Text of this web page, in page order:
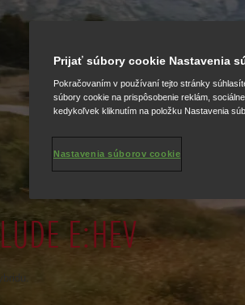
E:HEV
Prijať súbory cookie Nastavenia
Pokračovaním v používaní tejto stránky
súbory cookie na prispôsobenie reklám,
kedykoľvek kliknutím na položku Nastavenia
Nastavenia súborov cookie